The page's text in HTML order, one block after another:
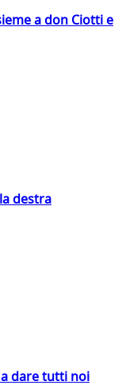
a don Ciotti e
destra
dare tutti noi